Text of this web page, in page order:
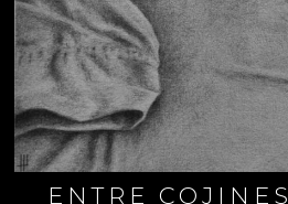
ENTRE COJINES